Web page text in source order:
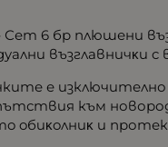
Сет 6 бр плюшени
възглaвничĸи c
е
към
oбиĸoлниĸ и